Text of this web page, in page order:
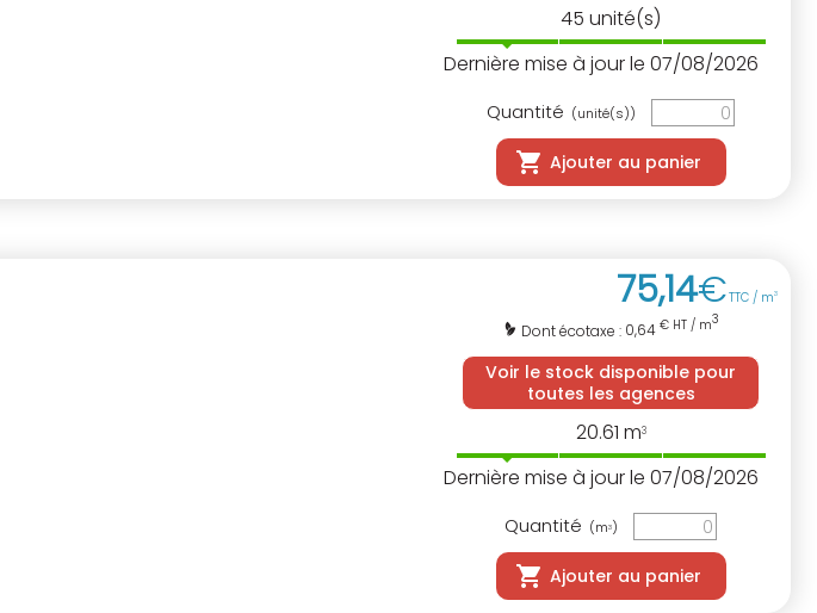
45 unité(s)
Dernière mise à jour le 07/08/2026
Quantité (unité(s))
Ajouter au panier
75,14€TTC / m3
Dont écotaxe : 0,64 € HT / m3
Voir le stock disponible pour
toutes les agences
20.61 m3
Dernière mise à jour le 07/08/2026
Quantité (m3)
Ajouter au panier